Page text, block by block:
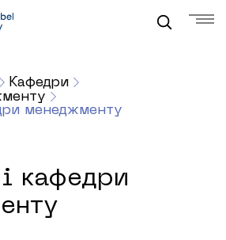
Кафедри
менеджменту
кафедри